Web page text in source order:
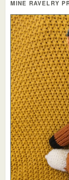
MINE RAVELRY